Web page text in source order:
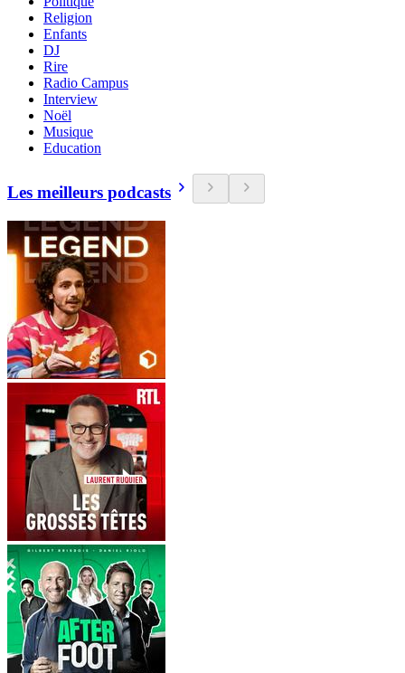
Religion
Enfants
DJ
Rire
Radio Campus
Interview
Noël
Musique
Education
Les meilleurs podcasts